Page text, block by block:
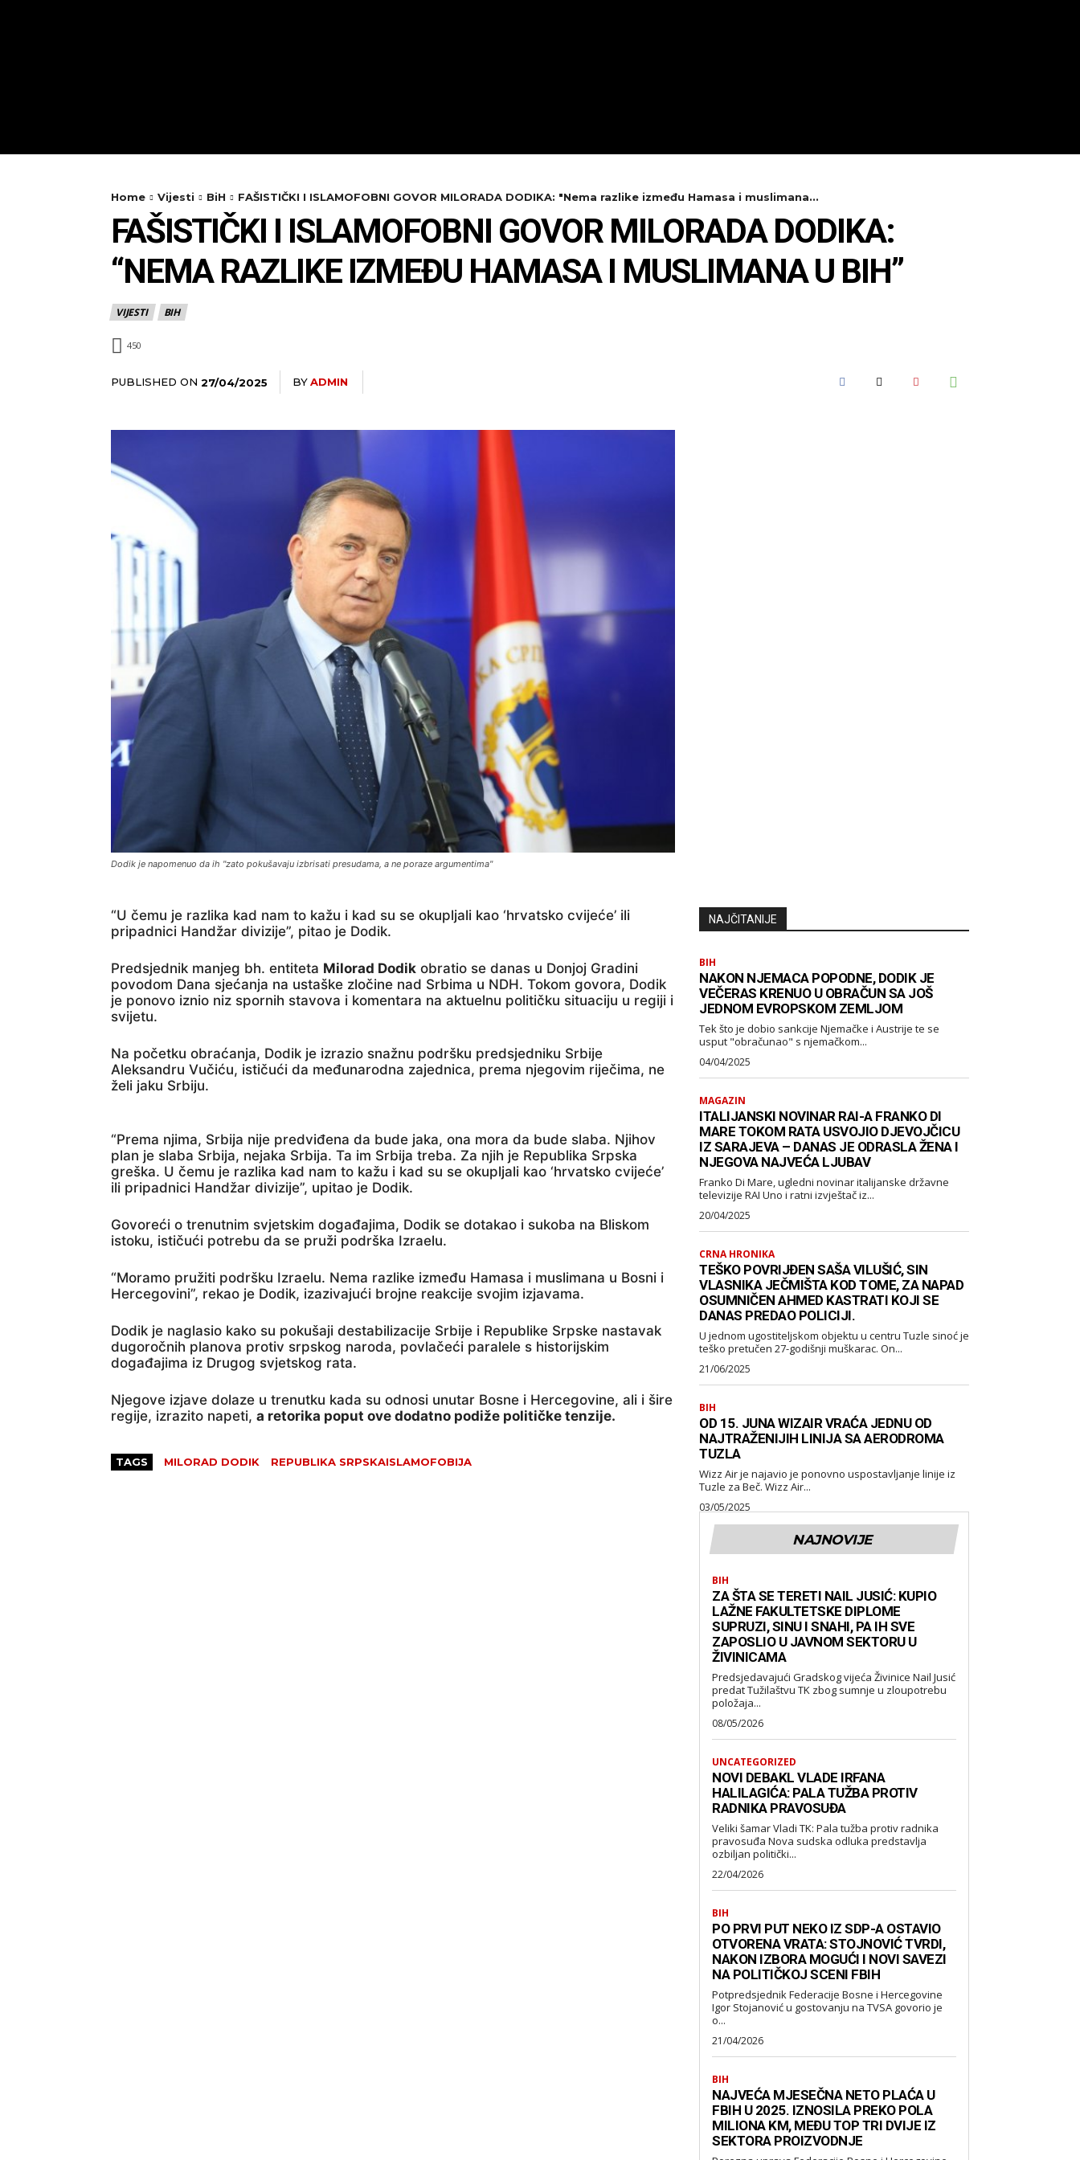
Home Vijesti BiH FAŠISTIČKI I ISLAMOFOBNI GOVOR MILORADA DODIKA: "Nema razlike između Hamasa i muslimana...
FAŠISTIČKI I ISLAMOFOBNI GOVOR MILORADA DODIKA:
“NEMA RAZLIKE IZMEĐU HAMASA I MUSLIMANA U BIH”
VIJESTI BIH
450
PUBLISHED ON 27/04/2025 BYADMIN
Dodik je napomenuo da ih "zato pokušavaju izbrisati presudama, a ne poraze argumentima"
“U čemu je razlika kad nam to kažu i kad su se okupljali kao ‘hrvatsko cvijeće’ ili
pripadnici Handžar divizije”, pitao je Dodik.
Predsjednik manjeg bh. entiteta Milorad Dodik obratio se danas u Donjoj Gradini
povodom Dana sjećanja na ustaške zločine nad Srbima u NDH. Tokom govora, Dodik
je ponovo iznio niz spornih stavova i komentara na aktuelnu političku situaciju u regiji i
svijetu.
Na početku obraćanja, Dodik je izrazio snažnu podršku predsjedniku Srbije
Aleksandru Vučiću, ističući da međunarodna zajednica, prema njegovim riječima, ne
želi jaku Srbiju.
“Prema njima, Srbija nije predviđena da bude jaka, ona mora da bude slaba. Njihov
plan je slaba Srbija, nejaka Srbija. Ta im Srbija treba. Za njih je Republika Srpska
greška. U čemu je razlika kad nam to kažu i kad su se okupljali kao ‘hrvatsko cvijeće’
ili pripadnici Handžar divizije”, upitao je Dodik.
Govoreći o trenutnim svjetskim događajima, Dodik se dotakao i sukoba na Bliskom
istoku, ističući potrebu da se pruži podrška Izraelu.
“Moramo pružiti podršku Izraelu. Nema razlike između Hamasa i muslimana u Bosni i
Hercegovini”, rekao je Dodik, izazivajući brojne reakcije svojim izjavama.
Dodik je naglasio kako su pokušaji destabilizacije Srbije i Republike Srpske nastavak
dugoročnih planova protiv srpskog naroda, povlačeći paralele s historijskim
događajima iz Drugog svjetskog rata.
Njegove izjave dolaze u trenutku kada su odnosi unutar Bosne i Hercegovine, ali i šire
regije, izrazito napeti, a retorika poput ove dodatno podiže političke tenzije.
TAGS MILORAD DODIK REPUBLIKA SRPSKAISLAMOFOBIJA
NAJČITANIJE
BIH
NAKON NJEMACA POPODNE, DODIK JE
VEČERAS KRENUO U OBRAČUN SA JOŠ
JEDNOM EVROPSKOM ZEMLJOM
Tek što je dobio sankcije Njemačke i Austrije te se
usput "obračunao" s njemačkom...
04/04/2025
MAGAZIN
ITALIJANSKI NOVINAR RAI-A FRANKO DI
MARE TOKOM RATA USVOJIO DJEVOJČICU
IZ SARAJEVA – DANAS JE ODRASLA ŽENA I
NJEGOVA NAJVEĆA LJUBAV
Franko Di Mare, ugledni novinar italijanske državne
televizije RAI Uno i ratni izvještač iz...
20/04/2025
CRNA HRONIKA
TEŠKO POVRIJĐEN SAŠA VILUŠIĆ, SIN
VLASNIKA JEČMIŠTA KOD TOME, ZA NAPAD
OSUMNIČEN AHMED KASTRATI KOJI SE
DANAS PREDAO POLICIJI.
U jednom ugostiteljskom objektu u centru Tuzle sinoć je
teško pretučen 27-godišnji muškarac. On...
21/06/2025
BIH
OD 15. JUNA WIZAIR VRAĆA JEDNU OD
NAJTRAŽENIJIH LINIJA SA AERODROMA
TUZLA
Wizz Air je najavio je ponovno uspostavljanje linije iz
Tuzle za Beč. Wizz Air...
03/05/2025
NAJNOVIJE
BIH
ZA ŠTA SE TERETI NAIL JUSIĆ: KUPIO
LAŽNE FAKULTETSKE DIPLOME
SUPRUZI, SINU I SNAHI, PA IH SVE
ZAPOSLIO U JAVNOM SEKTORU U
ŽIVINICAMA
Predsjedavajući Gradskog vijeća Živinice Nail Jusić
predat Tužilaštvu TK zbog sumnje u zloupotrebu
položaja...
08/05/2026
UNCATEGORIZED
NOVI DEBAKL VLADE IRFANA
HALILAGIĆA: PALA TUŽBA PROTIV
RADNIKA PRAVOSUĐA
Veliki šamar Vladi TK: Pala tužba protiv radnika
pravosuđa Nova sudska odluka predstavlja
ozbiljan politički...
22/04/2026
BIH
PO PRVI PUT NEKO IZ SDP-A OSTAVIO
OTVORENA VRATA: STOJNOVIĆ TVRDI,
NAKON IZBORA MOGUĆI I NOVI SAVEZI
NA POLITIČKOJ SCENI FBIH
Potpredsjednik Federacije Bosne i Hercegovine
Igor Stojanović u gostovanju na TVSA govorio je
o...
21/04/2026
BIH
NAJVEĆA MJESEČNA NETO PLAĆA U
FBIH U 2025. IZNOSILA PREKO POLA
MILIONA KM, MEĐU TOP TRI DVIJE IZ
SEKTORA PROIZVODNJE